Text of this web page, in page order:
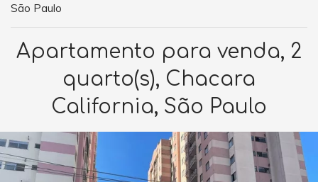
São Paulo
Apartamento para venda, 2
quarto(s), Chacara
California, São Paulo